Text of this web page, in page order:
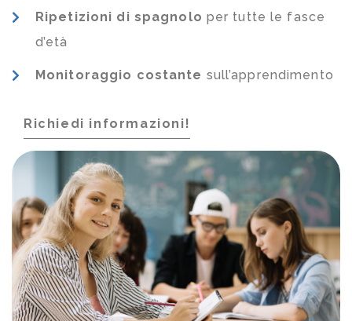
Ripetizioni di spagnolo per tutte le fasce
d’età
Monitoraggio costante sull’apprendimento
Richiedi informazioni!